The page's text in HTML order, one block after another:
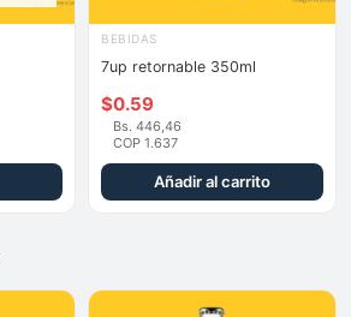
BEBIDAS
7up retornable 350ml
$0.59
Bs. 446,46
COP 1.637
Añadir al carrito